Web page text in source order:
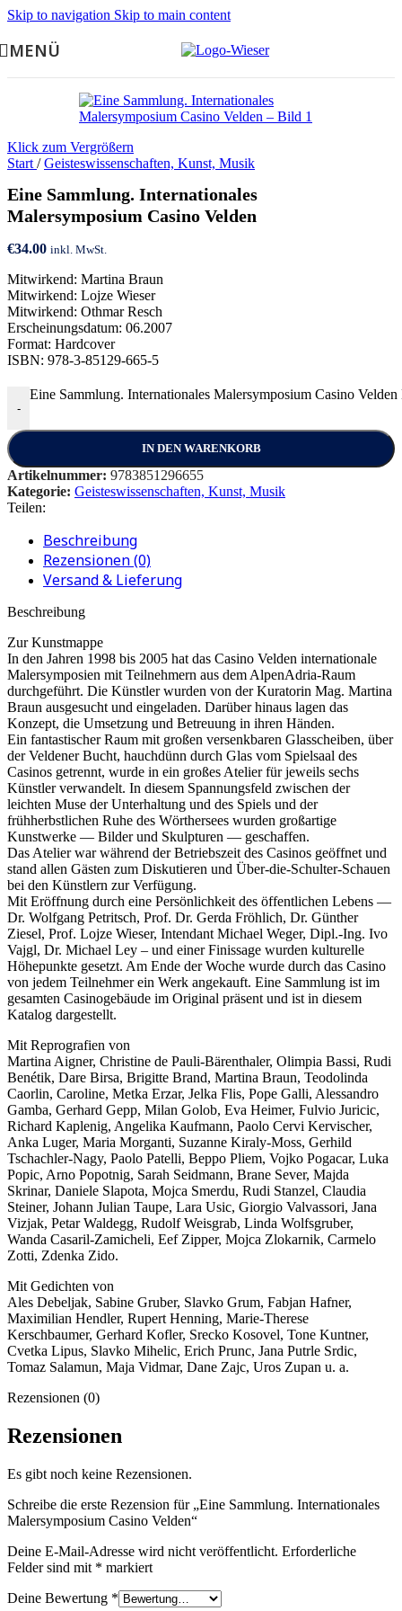
Skip to navigation Skip to main content
MENÜ
Klick zum Vergrößern
Start / Geisteswissenschaften, Kunst, Musik
Eine Sammlung. Internationales
Malersymposium Casino Velden
€34.00 inkl. MwSt.
Mitwirkend: Martina Braun
Mitwirkend: Lojze Wieser
Mitwirkend: Othmar Resch
Erscheinungsdatum: 06.2007
Format: Hardcover
ISBN: 978-3-85129-665-5
-
Eine Sammlung. Internationales Malersymposium Casino Velden
IN DEN WARENKORB
Artikelnummer: 9783851296655
Kategorie: Geisteswissenschaften, Kunst, Musik
Teilen:
Beschreibung
Rezensionen (0)
Versand & Lieferung
Beschreibung
Zur Kunstmappe
In den Jahren 1998 bis 2005 hat das Casino Velden internationale
Malersymposien mit Teilnehmern aus dem AlpenAdria-Raum
durchgeführt. Die Künstler wurden von der Kuratorin Mag. Martina
Braun ausgesucht und eingeladen. Darüber hinaus lagen das
Konzept, die Umsetzung und Betreuung in ihren Händen.
Ein fantastischer Raum mit großen versenkbaren Glasscheiben, über
der Veldener Bucht, hauchdünn durch Glas vom Spielsaal des
Casinos getrennt, wurde in ein großes Atelier für jeweils sechs
Künstler verwandelt. In diesem Spannungsfeld zwischen der
leichten Muse der Unterhaltung und des Spiels und der
frühherbstlichen Ruhe des Wörthersees wurden großartige
Kunstwerke — Bilder und Skulpturen — geschaffen.
Das Atelier war während der Betriebszeit des Casinos geöffnet und
stand allen Gästen zum Diskutieren und Über-die-Schulter-Schauen
bei den Künstlern zur Verfügung.
Mit Eröffnung durch eine Persönlichkeit des öffentlichen Lebens —
Dr. Wolfgang Petritsch, Prof. Dr. Gerda Fröhlich, Dr. Günther
Ziesel, Prof. Lojze Wieser, Intendant Michael Weger, Dipl.-Ing. Ivo
Vajgl, Dr. Michael Ley – und einer Finissage wurden kulturelle
Höhepunkte gesetzt. Am Ende der Woche wurde durch das Casino
von jedem Teilnehmer ein Werk angekauft. Eine Sammlung ist im
gesamten Casinogebäude im Original präsent und ist in diesem
Katalog dargestellt.
Mit Reprografien von
Martina Aigner, Christine de Pauli-Bärenthaler, Olimpia Bassi, Rudi
Benétik, Dare Birsa, Brigitte Brand, Martina Braun, Teodolinda
Caorlin, Caroline, Metka Erzar, Jelka Flis, Pope Galli, Alessandro
Gamba, Gerhard Gepp, Milan Golob, Eva Heimer, Fulvio Juricic,
Richard Kaplenig, Angelika Kaufmann, Paolo Cervi Kervischer,
Anka Luger, Maria Morganti, Suzanne Kiraly-Moss, Gerhild
Tschachler-Nagy, Paolo Patelli, Beppo Pliem, Vojko Pogacar, Luka
Popic, Arno Popotnig, Sarah Seidmann, Brane Sever, Majda
Skrinar, Daniele Slapota, Mojca Smerdu, Rudi Stanzel, Claudia
Steiner, Johann Julian Taupe, Lara Usic, Giorgio Valvassori, Jana
Vizjak, Petar Waldegg, Rudolf Weisgrab, Linda Wolfsgruber,
Wanda Casaril-Zamicheli, Eef Zipper, Mojca Zlokarnik, Carmelo
Zotti, Zdenka Zido.
Mit Gedichten von
Ales Debeljak, Sabine Gruber, Slavko Grum, Fabjan Hafner,
Maximilian Hendler, Rupert Henning, Marie-Therese
Kerschbaumer, Gerhard Kofler, Srecko Kosovel, Tone Kuntner,
Cvetka Lipus, Slavko Mihelic, Erich Prunc, Jana Putrle Srdic,
Tomaz Salamun, Maja Vidmar, Dane Zajc, Uros Zupan u. a.
Rezensionen (0)
Rezensionen
Es gibt noch keine Rezensionen.
Schreibe die erste Rezension für „Eine Sammlung. Internationales
Malersymposium Casino Velden“
Deine E-Mail-Adresse wird nicht veröffentlicht. Erforderliche
Felder sind mit * markiert
Deine Bewertung *